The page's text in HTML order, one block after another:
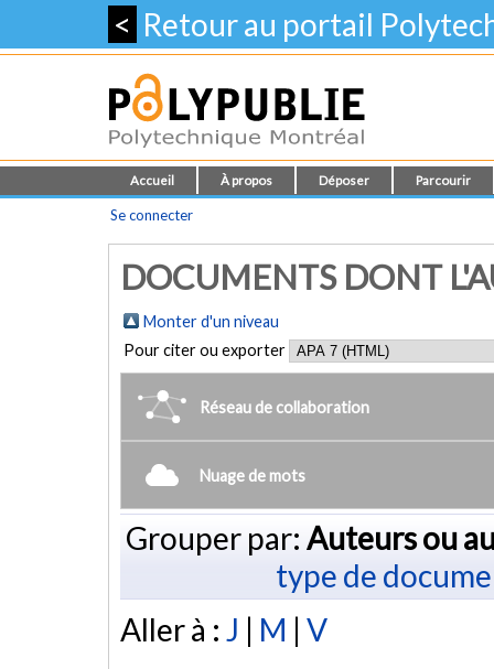
< Retour au portail
Accueil À propos Déposer Parcourir
Se connecter
DOCUMENTS DONT
Monter d'un niveau
Pour citer ou exporter
Réseau de collaboration
Nuage de mots
Grouper par: Auteurs ou
type de
Aller à : J | M | V